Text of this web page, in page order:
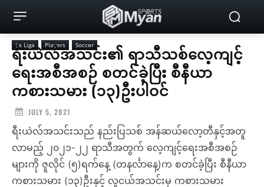
La Liga Players Soccer
ရီးယဲလ်အသင်း၏ ရာသီသစ်လေ့ကျင့်
ရေးအစီအစဉ် စတင်ခဲ့ပြီး စီနီယာ
ကစားသမား (၁၃)ဦးပါဝင်
JULY 5, 2021
ရီးယဲလ်အသင်းသည် နည်းပြသစ် အန်ဆယ်လော့တီနှင့်အတူ
လာမည့် ၂၀၂၁-၂၂ ရာသီအတွက် လေ့ကျင့်ရေးအစီအစဉ်
များကို ဇူလိုင် (၅)ရက်နေ့ (တနင်္လာနေ့)က စတင်ခဲ့ပြီး စီနီယာ
ကစားသမား (၁၃)ဦးနှင့် လူငယ်အသင်းမှ ကစားသမား